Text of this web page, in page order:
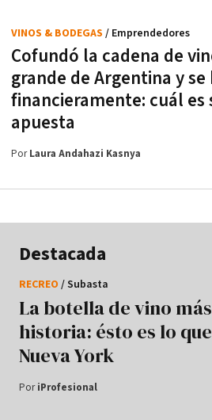
Cofundó la cadena de
grande de Argentina y
financieramente: cuál es
apuesta
VINOS & BODEGAS / Emprendedores
PorLaura Andahazi Kasnya
Destacada
La botella de vino
historia: ésto es lo
Nueva York
RECREO / Subasta
PoriProfesional